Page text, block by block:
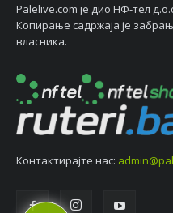
Palelive.com јe дио НФ-тeл
Копирањe садржаја јe
власника.
Контактирајтe нас: